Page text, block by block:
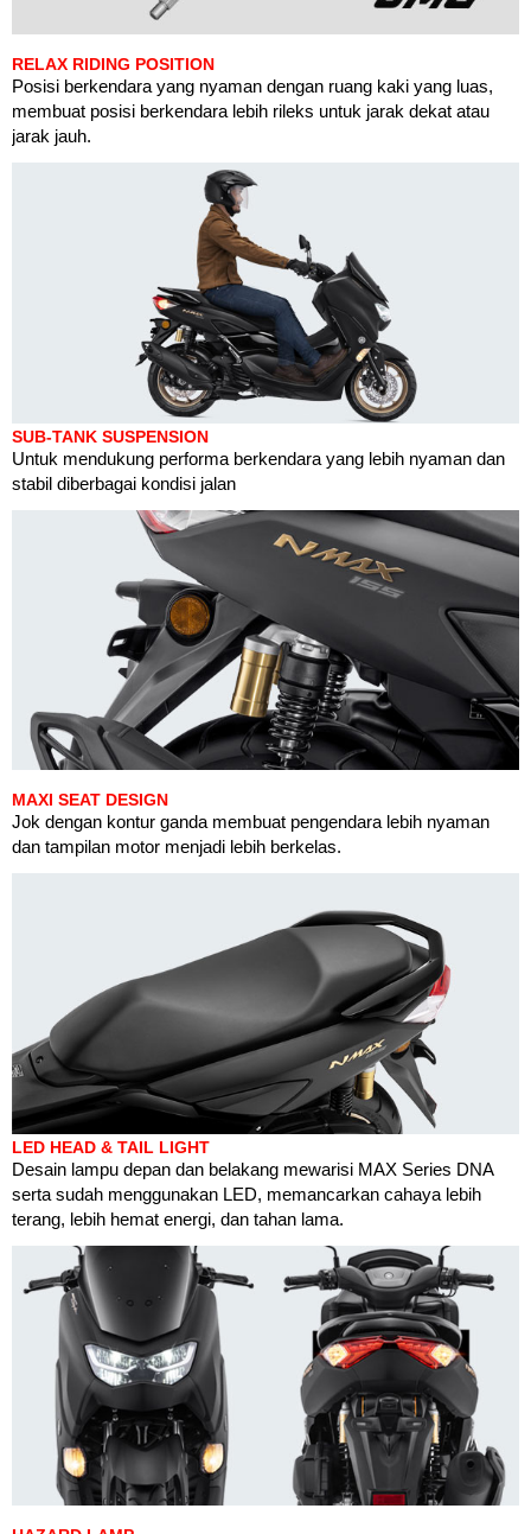
RELAX RIDING POSITION
Posisi berkendara yang nyaman dengan ruang kaki yang luas,
membuat posisi berkendara lebih rileks untuk jarak dekat atau
jarak jauh.
SUB-TANK SUSPENSION
Untuk mendukung performa berkendara yang lebih nyaman dan
stabil diberbagai kondisi jalan
MAXI SEAT DESIGN
Jok dengan kontur ganda membuat pengendara lebih nyaman
dan tampilan motor menjadi lebih berkelas.
LED HEAD & TAIL LIGHT
Desain lampu depan dan belakang mewarisi MAX Series DNA
serta sudah menggunakan LED, memancarkan cahaya lebih
terang, lebih hemat energi, dan tahan lama.